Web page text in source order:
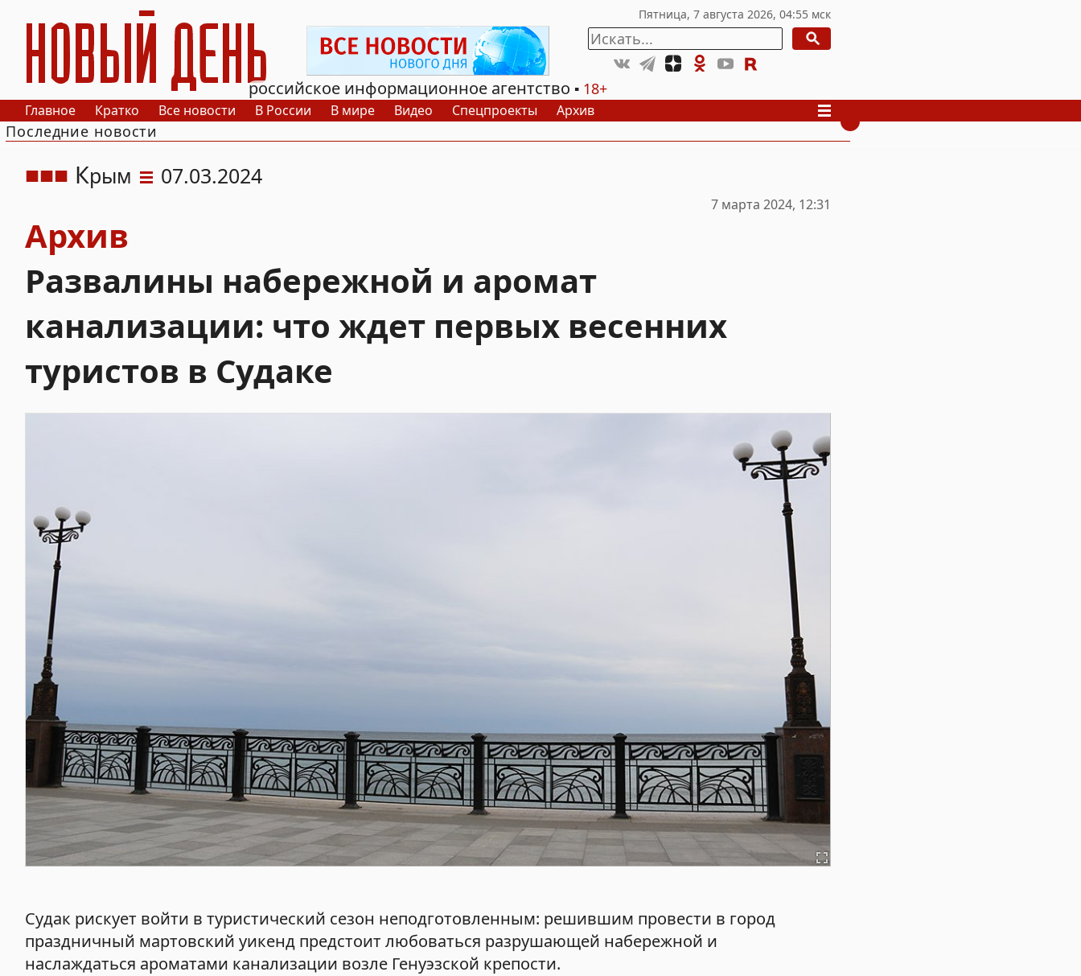
РИА Новый День
российское информационное агентство
18+
Главное Кратко Все новости В России В мире Видео Спецпроекты Архив
Последние новости
Крым 07.03.2024
7 марта 2024, 12:31
Архив
Развалины набережной и аромат
канализации: что ждет первых весенних
туристов в Судаке
Судак рискует войти в туристический сезон неподготовленным: решившим провести в город
праздничный мартовский уикенд предстоит любоваться разрушающей набережной и
наслаждаться ароматами канализации возле Генуэзской крепости.